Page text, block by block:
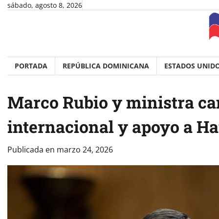
Skipsábado, agosto 8, 2026
PORTADA REPÚBLICA DOMINICANA ESTADOS
Marco Rubio y ministra
internacional y apoyo a
Publicada en marzo 24, 2026